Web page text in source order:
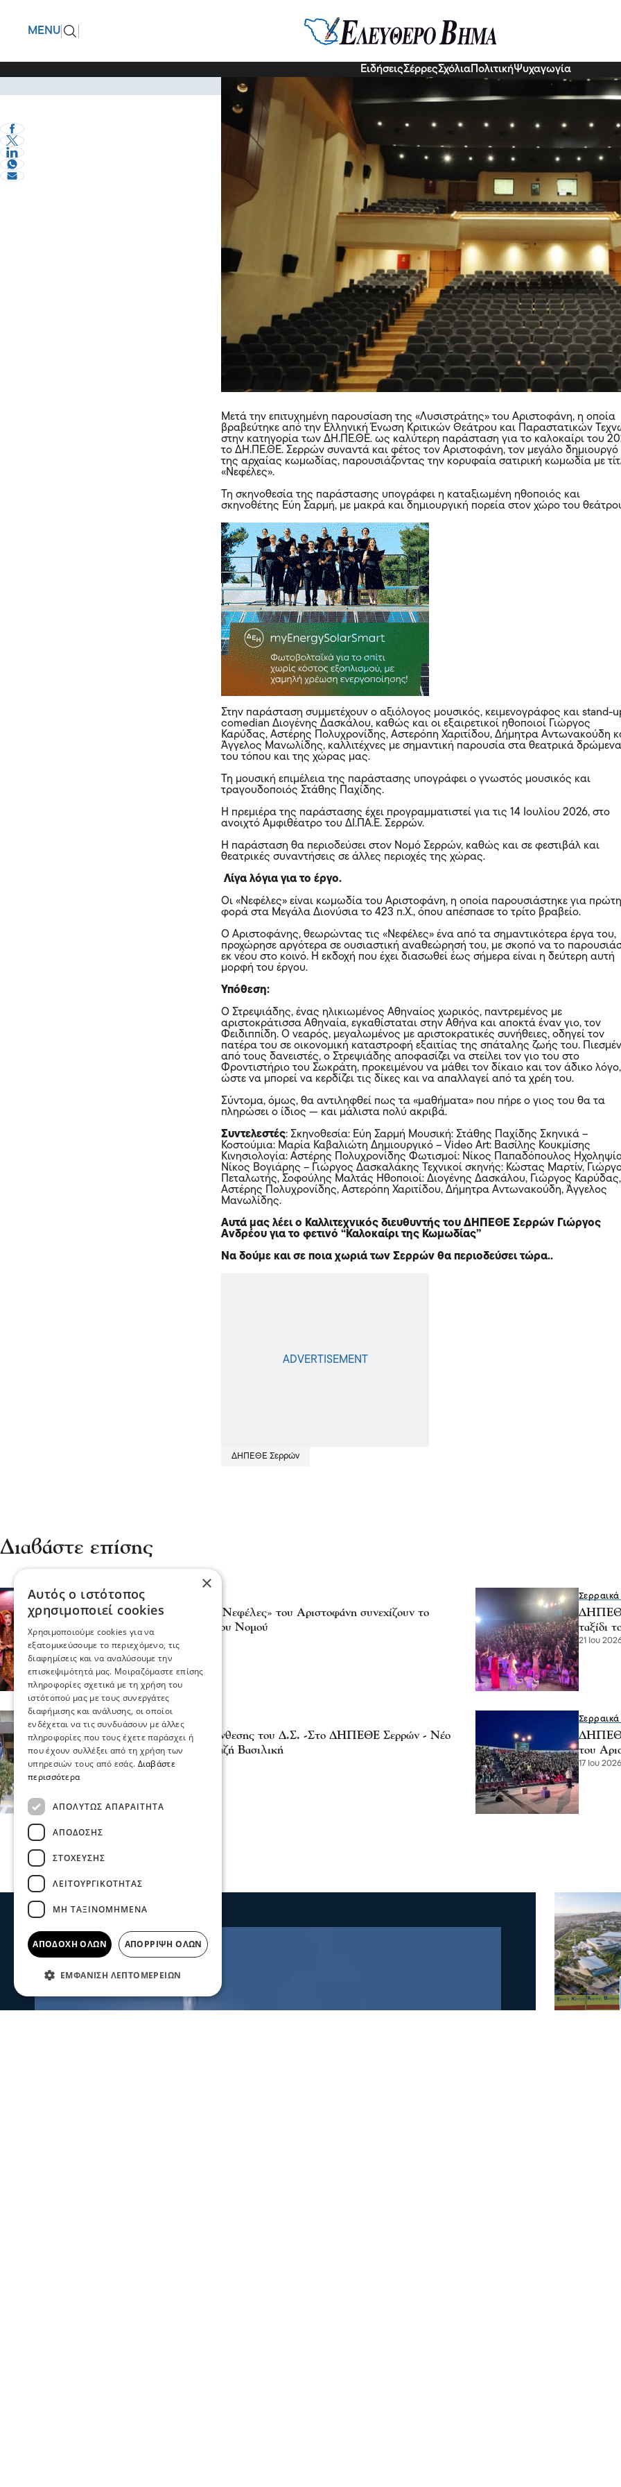
MENU
ΕιδήσειςΣέρρεςΣχόλια ΠολιτικήΨυχαγωγία
Από το ΔΗΠΕΘΕ Σερρών για το
«Νεφέλες» του Αριστοφάνη
πορεία στον χώρο του θεάτρου
ΘΕΜΗΣ ΠΕΤΑΛΩΤΗΣ03 Ιου 2026, 20:02
Μετά την επιτυχημένη παρουσίαση της «Λυσιστράτης» του Αριστοφάνη, η οποία
βραβεύτηκε από την Ελληνική Ένωση Κριτικών Θεάτρου και Παραστατικών
στην κατηγορία των ΔΗ.ΠΕ.ΘΕ. ως καλύτερη παράσταση για το καλοκαίρι του
το ΔΗ.ΠΕ.ΘΕ. Σερρών συναντά και φέτος τον Αριστοφάνη, τον μεγάλο δημιουργό
της αρχαίας κωμωδίας, παρουσιάζοντας την κορυφαία σατιρική κωμωδία με
«Νεφέλες».
Τη σκηνοθεσία της παράστασης υπογράφει η καταξιωμένη ηθοποιός και
σκηνοθέτης Εύη Σαρμή, με μακρά και δημιουργική πορεία στον χώρο του
Στην παράσταση συμμετέχουν ο αξιόλογος μουσικός, κειμενογράφος και stand-
comedian Διογένης Δασκάλου, καθώς και οι εξαιρετικοί ηθοποιοί Γιώργος
Καρύδας, Αστέρης Πολυχρονίδης, Αστερόπη Χαριτίδου, Δήμητρα Αντωνακούδη
Άγγελος Μανωλίδης, καλλιτέχνες με σημαντική παρουσία στα θεατρικά δρώμενα
του τόπου και της χώρας μας.
Τη μουσική επιμέλεια της παράστασης υπογράφει ο γνωστός μουσικός και
τραγουδοποιός Στάθης Παχίδης.
Η πρεμιέρα της παράστασης έχει προγραμματιστεί για τις 14 Ιουλίου 2026, στο
ανοιχτό Αμφιθέατρο του ΔΙ.ΠΑ.Ε. Σερρών.
Η παράσταση θα περιοδεύσει στον Νομό Σερρών, καθώς και σε φεστιβάλ και
θεατρικές συναντήσεις σε άλλες περιοχές της χώρας.
Λίγα λόγια για το έργο.
Οι «Νεφέλες» είναι κωμωδία του Αριστοφάνη, η οποία παρουσιάστηκε για πρώτη
φορά στα Μεγάλα Διονύσια το 423 π.Χ., όπου απέσπασε το τρίτο βραβείο.
Ο Αριστοφάνης, θεωρώντας τις «Νεφέλες» ένα από τα σημαντικότερα έργα του,
προχώρησε αργότερα σε ουσιαστική αναθεώρησή του, με σκοπό να το
εκ νέου στο κοινό. Η εκδοχή που έχει διασωθεί έως σήμερα είναι η δεύτερη αυτή
μορφή του έργου.
Υπόθεση:
Ο Στρεψιάδης, ένας ηλικιωμένος Αθηναίος χωρικός, παντρεμένος με
αριστοκράτισσα Αθηναία, εγκαθίσταται στην Αθήνα και αποκτά έναν γιο, τον
Φειδιππίδη. Ο νεαρός, μεγαλωμένος με αριστοκρατικές συνήθειες, οδηγεί τον
πατέρα του σε οικονομική καταστροφή εξαιτίας της σπάταλης ζωής του.
από τους δανειστές, ο Στρεψιάδης αποφασίζει να στείλει τον γιο του στο
Φροντιστήριο του Σωκράτη, προκειμένου να μάθει τον δίκαιο και τον άδικο λόγο,
ώστε να μπορεί να κερδίζει τις δίκες και να απαλλαγεί από τα χρέη του.
Σύντομα, όμως, θα αντιληφθεί πως τα «μαθήματα» που πήρε ο γιος του θα τα
πληρώσει ο ίδιος — και μάλιστα πολύ ακριβά.
Συντελεστές: Σκηνοθεσία: Εύη Σαρμή Μουσική: Στάθης Παχίδης Σκηνικά –
Κοστούμια: Μαρία Καβαλιώτη Δημιουργικό – Video Art: Βασίλης Κουκμίσης
Κινησιολογία: Αστέρης Πολυχρονίδης Φωτισμοί: Νίκος Παπαδόπουλος
Νίκος Βογιάρης – Γιώργος Δασκαλάκης Τεχνικοί σκηνής: Κώστας Μαρτίν,
Πεταλωτής, Σοφούλης Μαλτάς Ηθοποιοί: Διογένης Δασκάλου, Γιώργος Καρύδας,
Αστέρης Πολυχρονίδης, Αστερόπη Χαριτίδου, Δήμητρα Αντωνακούδη, Άγγελος
Μανωλίδης.
Αυτά μας λέει ο Καλλιτεχνικός διευθυντής του ΔΗΠΕΘΕ Σερρών Γιώργος
Ανδρέου για το φετινό “Καλοκαίρι της Κωμωδίας”
Να δούμε και σε ποια χωριά των Σερρών θα περιοδεύσει τώρα..
ΔΗΠΕΘΕ Σερρών
Διαβάστε επίσης
Σερραικά Νέα
ΔΗΠΕΘΕ Σερρών- Οι «Νεφέλες» του Αριστοφάνη συνεχίζουν το
ταξίδι τους στα χωριά του Νομού
24 Ιου 2026, 19:53
ΔΗΠΕΘΕ
ταξίδι
21 Ιου
Σχόλια και...άλλα
Ανασυγκρότηση της σύνθεσης του Δ.Σ. -Στο ΔΗΠΕΘΕ Σερρών - Νέο
ΔΣ - Πρόεδρος η Πανταζή Βασιλική
21 Ιου 2026, 18:11
ΔΗΠΕΘΕ
του
17 Ιου
×
Αυτός ο ιστότοπος
χρησιμοποιεί cookies
Χρησιμοποιούμε cookies για να
εξατομικεύσουμε το περιεχόμενο, τις
διαφημίσεις και να αναλύσουμε την
επισκεψιμότητά μας. Μοιραζόμαστε επίσης
πληροφορίες σχετικά με τη χρήση του
ιστότοπού μας με τους συνεργάτες
διαφήμισης και ανάλυσης, οι οποίοι
ενδέχεται να τις συνδυάσουν με άλλες
πληροφορίες που τους έχετε παράσχει ή
που έχουν συλλέξει από τη χρήση των
υπηρεσιών τους από εσάς. Διαβάστε
περισσότερα
ΑΠΟΛΎΤΩΣ ΑΠΑΡΑΊΤΗΤΑ
ΑΠΌΔΟΣΗΣ
ΣΤΌΧΕΥΣΗΣ
ΛΕΙΤΟΥΡΓΙΚΌΤΗΤΑΣ
ΜΗ ΤΑΞΙΝΟΜΗΜΈΝΑ
ΑΠΟΔΟΧΉ ΌΛΩΝ ΑΠΌΡΡΙΨΗ ΌΛΩΝ
ΕΜΦΆΝΙΣΗ ΛΕΠΤΟΜΕΡΕΙΏΝ